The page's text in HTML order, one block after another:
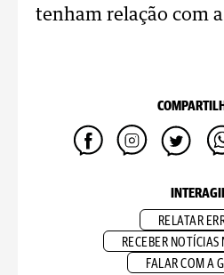
tenham relação com
RELATAR
RECEBER NOTÍCIAS
FALAR COM A